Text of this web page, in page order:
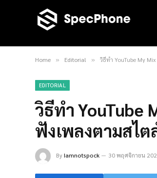
Home » Editorial » วิธีทำ YouTube My
EDITORIAL
วิธีทำ YouTube
ฟังเพลงตามสไ
ByIamnotspock 30 พฤศจิกายน